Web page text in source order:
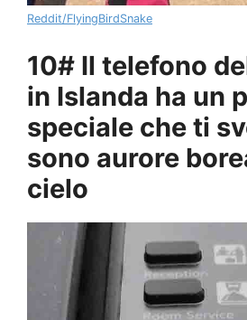
Reddit/FlyingBirdSnake
10# Il telefono
in Islanda ha un
speciale che ti
sono aurore
cielo